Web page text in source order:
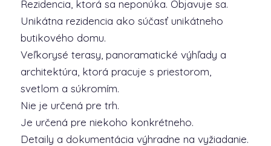
Rezidencia, ktorá sa neponúka. Objavuje sa.
Unikátna rezidencia ako súčasť unikátneho
butikového domu.
Veľkorysé terasy, panoramatické výhľady a
architektúra, ktorá pracuje s priestorom,
svetlom a súkromím.
Nie je určená pre trh.
Je určená pre niekoho konkrétneho.
Detaily a dokumentácia výhradne na vyžiadanie.